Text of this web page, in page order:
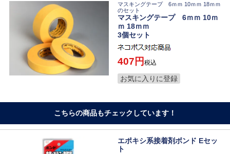
マスキングテープ 6ｍｍ 10ｍｍ 18ｍｍ
のセット
マスキングテープ 6ｍｍ 10ｍ
ｍ 18ｍｍ
3個セット
407 税込
お気に入りに登録
こちらの商品もチェックしています！
エポキシ系接着剤ボンド Eセッ
ト